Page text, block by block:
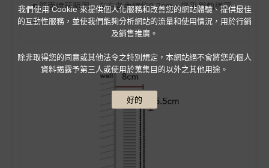
■ 簾面遮蔽範圍，左右各內縮約0.2cm，幾乎與軌道齊
平
我們使用 Cookie 來提供個人化服務和改善您的網站體驗、提供最佳
的互動性服務，並使我們能夠分析網站的流量和使用情況，用於行銷
及銷售推廣。
除非取得您的同意或其他法令之特別規定，本網站絕不會將您的個人
資料揭露予第三人或使用於蒐集目的以外之其他用途。
好的